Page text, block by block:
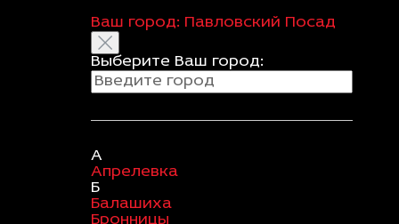
Ваш город: Павловский Посад
Выберите Ваш город:
А
Апрелевка
Б
Балашиха
Бронницы